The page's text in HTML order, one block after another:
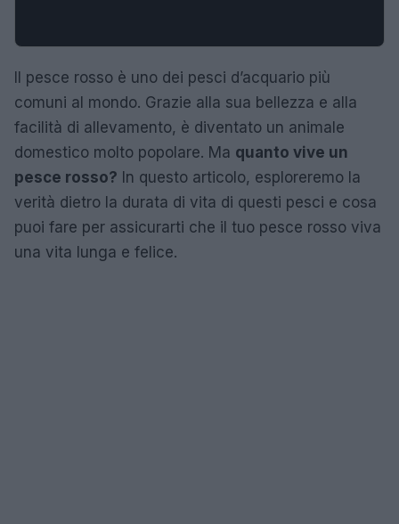
Il pesce rosso è uno dei pesci d’acquario più
comuni al mondo. Grazie alla sua bellezza e alla
facilità di allevamento, è diventato un animale
domestico molto popolare. Ma quanto vive un
pesce rosso? In questo articolo, esploreremo la
verità dietro la durata di vita di questi pesci e cosa
puoi fare per assicurarti che il tuo pesce rosso viva
una vita lunga e felice.